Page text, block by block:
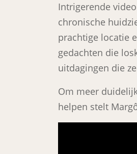
Intrigerende
chronische
prachtige locatie
gedachten die
uitdagingen die
Om meer
helpen stelt